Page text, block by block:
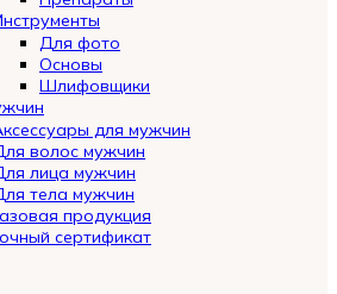
Для фото
Основы
Шлифовщики
для мужчин
волос мужчин
лица мужчин
тела мужчин
продукция
сертификат